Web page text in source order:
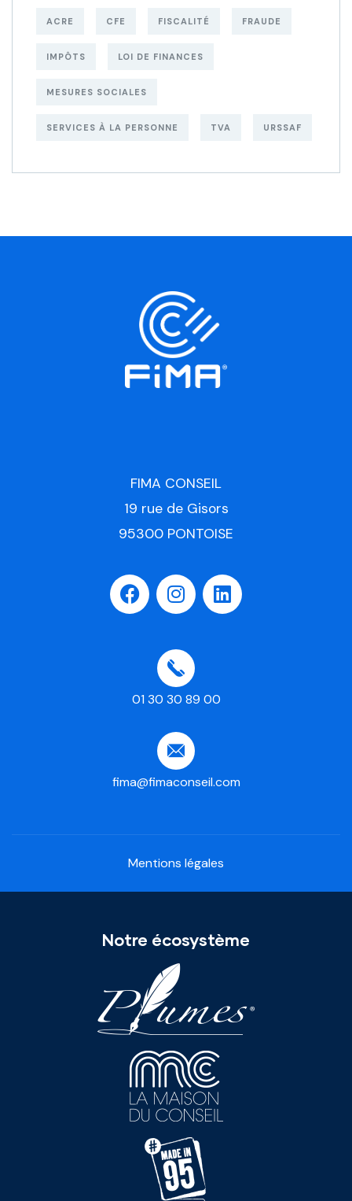
ACRE CFE FISCALITÉ FRAUDE
IMPÔTS LOI DE FINANCES
MESURES SOCIALES
SERVICES À LA PERSONNE TVA URSSAF
FIMA CONSEIL
19 rue de Gisors
95300 PONTOISE
01 30 30 89 00
fima@fimaconseil.com
Mentions légales
Notre écosystème